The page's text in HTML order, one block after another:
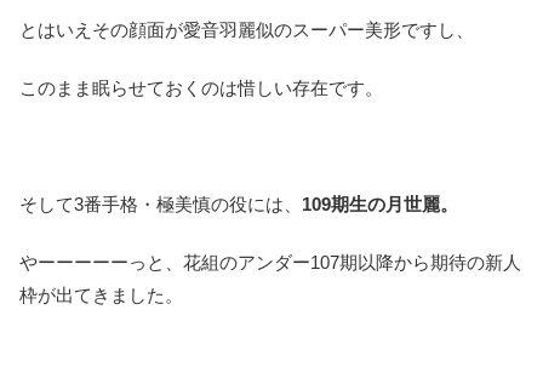
とはいえその顔面が愛音羽麗似のスーパー美形ですし、
このまま眠らせておくのは惜しい存在です。
そして3番手格・極美慎の役には、 109期生の月世麗。
やーーーーーっと、花組のアンダー107期以降から期待の新人
枠が出てきました。